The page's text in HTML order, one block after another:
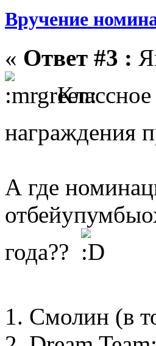
Вручение
« Ответ #3 :
награждения
А где
года??
1. Смолин (в